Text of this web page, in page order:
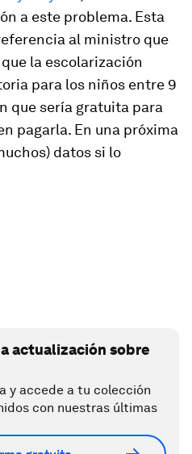
a este problema. Esta
al ministro que
la escolarización
para los niños entre 9
que sería gratuita para
pagarla. En una próxima
datos si lo
actualización sobre
y accede a tu colección
con nuestras últimas